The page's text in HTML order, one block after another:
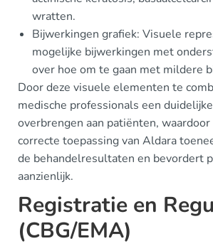
wratten.
Bijwerkingen grafiek: Visuele
mogelijke bijwerkingen met
over hoe om te gaan met mildere
Door deze visuele elementen te
medische professionals een
overbrengen aan patiënten, waardoor
correcte toepassing van Aldara
de behandelresultaten en bevordert
aanzienlijk.
Registratie en
(CBG/EMA)